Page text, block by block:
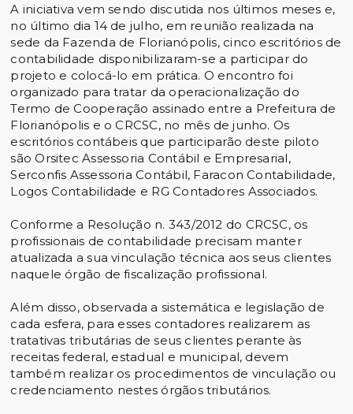
A iniciativa vem sendo discutida nos últimos meses e,
no último dia 14 de julho, em reunião realizada na
sede da Fazenda de Florianópolis, cinco escritórios de
contabilidade disponibilizaram-se a participar do
projeto e colocá-lo em prática. O encontro foi
organizado para tratar da operacionalização do
Termo de Cooperação assinado entre a Prefeitura de
Florianópolis e o CRCSC, no mês de junho. Os
escritórios contábeis que participarão deste piloto
são Orsitec Assessoria Contábil e Empresarial,
Serconfis Assessoria Contábil, Faracon Contabilidade,
Logos Contabilidade e RG Contadores Associados.
Conforme a Resolução n. 343/2012 do CRCSC, os
profissionais de contabilidade precisam manter
atualizada a sua vinculação técnica aos seus clientes
naquele órgão de fiscalização profissional.
Além disso, observada a sistemática e legislação de
cada esfera, para esses contadores realizarem as
tratativas tributárias de seus clientes perante às
receitas federal, estadual e municipal, devem
também realizar os procedimentos de vinculação ou
credenciamento nestes órgãos tributários.